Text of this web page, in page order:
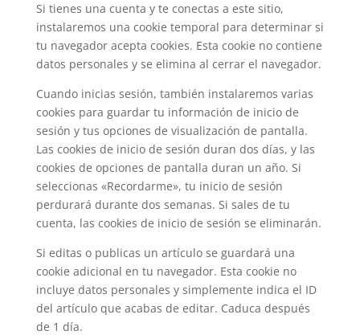
Si tienes una cuenta y te conectas a este sitio,
instalaremos una cookie temporal para determinar si
tu navegador acepta cookies. Esta cookie no contiene
datos personales y se elimina al cerrar el navegador.
Cuando inicias sesión, también instalaremos varias
cookies para guardar tu información de inicio de
sesión y tus opciones de visualización de pantalla.
Las cookies de inicio de sesión duran dos días, y las
cookies de opciones de pantalla duran un año. Si
seleccionas «Recordarme», tu inicio de sesión
perdurará durante dos semanas. Si sales de tu
cuenta, las cookies de inicio de sesión se eliminarán.
Si editas o publicas un artículo se guardará una
cookie adicional en tu navegador. Esta cookie no
incluye datos personales y simplemente indica el ID
del artículo que acabas de editar. Caduca después
de 1 día.